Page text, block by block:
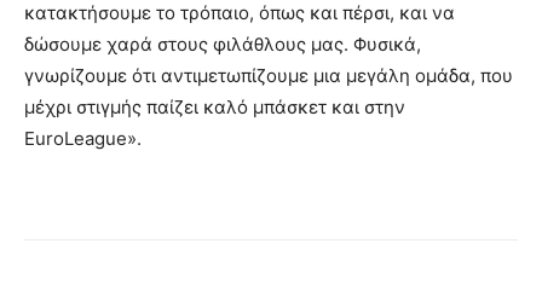
κατακτήσουμε το τρόπαιο, όπως και πέρσι, και να
δώσουμε χαρά στους φιλάθλους μας. Φυσικά,
γνωρίζουμε ότι αντιμετωπίζουμε μια μεγάλη ομάδα, που
μέχρι στιγμής παίζει καλό μπάσκετ και στην
EuroLeague».